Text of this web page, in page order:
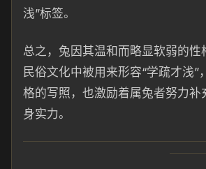
浅”标签。
总之，兔因其温和而略显软弱的性
民俗文化中被用来形容“学疏才浅”
格的写照，也激励着属兔者努力补
身实力。